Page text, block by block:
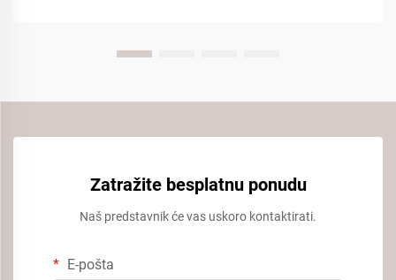
Zatražite besplatnu ponudu
Naš predstavnik će vas uskoro kontaktirati.
E-pošta